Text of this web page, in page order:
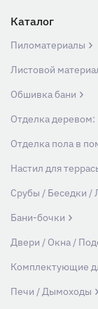
Каталог
Пиломатериалы
Листовой
Обшивка бани
Отделка деревом:
Отделка пола в
Настил для
Срубы / Беседки /
Бани-бочки
Двери / Окна /
Комплектующие
Печи / Дымоходы